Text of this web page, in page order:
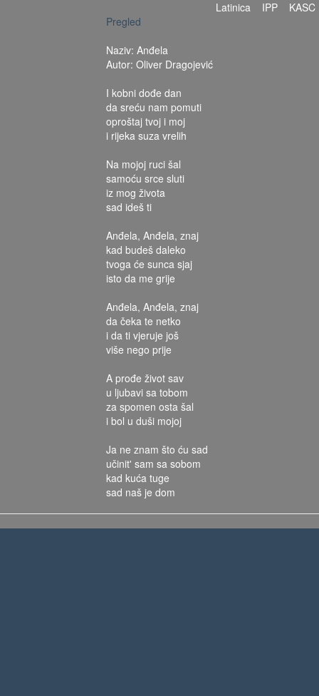
Latinica IPP
KASC
Pregled
Naziv: Anđela
Autor: Oliver Dragojević
I kobni dođe dan
da sreću nam pomuti
oproštaj tvoj i moj
i rijeka suza vrelih
Na mojoj ruci šal
samoću srce sluti
iz mog života
sad ideš ti
Anđela, Anđela, znaj
kad budeš daleko
tvoga će sunca sjaj
isto da me grije
Anđela, Anđela, znaj
da čeka te netko
i da ti vjeruje još
više nego prije
A prođe život sav
u ljubavi sa tobom
za spomen osta šal
i bol u duši mojoj
Ja ne znam što ću sad
učinit' sam sa sobom
kad kuća tuge
sad naš je dom